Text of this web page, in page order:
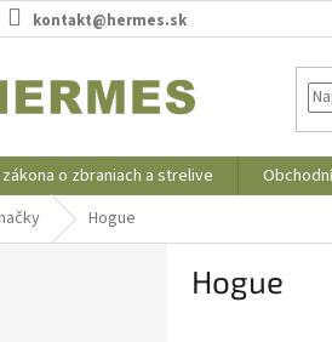
kontakt@hermes.sk
o zbraniach a strelive
Hogue
Hogue